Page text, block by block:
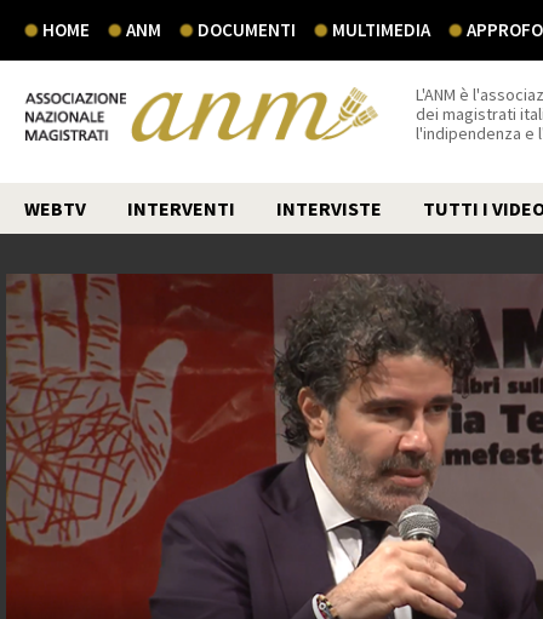
HOME ANM DOCUMENTI MULTIMEDIA
L'ANM è
dei magistrati
l'indipendenza e
WEBTV INTERVENTI INTERVISTE TUTTI I